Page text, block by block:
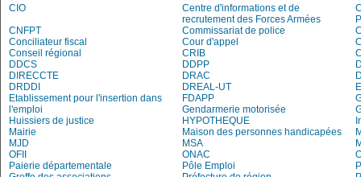
CIO
Centre d'informations et de
recrutement des Forces Armées
CNFPT
Commissariat de police
Conciliateur fiscal
Cour d'appel
Conseil régional
CRIB
DDCS
DDPP
DIRECCTE
DRAC
DRDDI
DREAL-UT
Etablissement pour l'insertion dans
l'emploi
FDAPP
Gendarmerie motorisée
Huissiers de justice
HYPOTHEQUE
Mairie
Maison des personnes handicapées
MJD
MSA
OFII
ONAC
Paierie départementale
Pôle Emploi